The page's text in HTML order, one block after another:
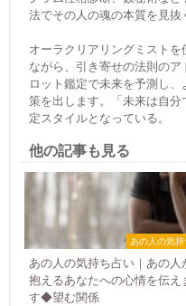
法でその人の魂の本質を見抜
オーラクリアリングミスト
ながら、引き寄せの法則の
ロット鑑定で未来を予測し
策を出します。「未来は自
定スタイルとなっている。
他の記事も見る
あの人の気持
あの人の気持ち占い｜あの人
抱えるあなたへの心情を伝え
す◆望む関係